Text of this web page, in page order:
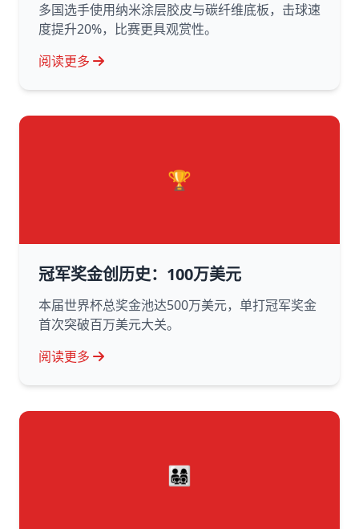
多国选手使用纳米涂层胶皮与碳纤维底板，击球速
度提升20%，比赛更具观赏性。
阅读更多
🏆
冠军奖金创历史：100万美元
本届世界杯总奖金池达500万美元，单打冠军奖金
首次突破百万美元大关。
阅读更多
👨‍👩‍👧‍👦